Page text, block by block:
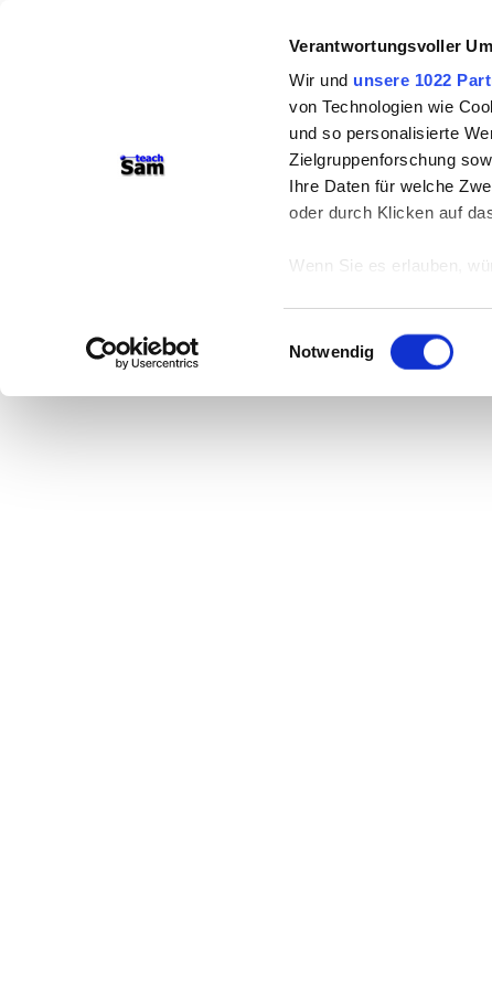
Verantwortungsvoller
Wir und unsere 1022
von Technologien wie
und so personalisierte
Zielgruppenforschung
Ihre Daten für welche
oder durch Klicken auf
Wenn Sie es erlauben,
Ihr Gerät durch
Erfahren Sie mehr
Präferenzen im
Einwilligungsauswahl
Notwendig